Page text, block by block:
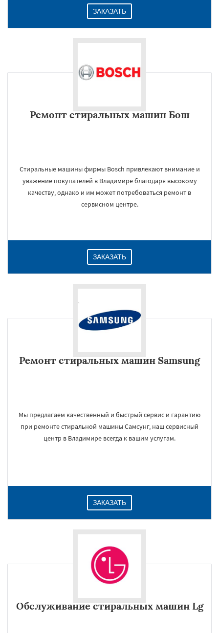
ЗАКАЗАТЬ
Ремонт стиральных машин Бош
Стиральные машины фирмы Bosch привлекают внимание и
уважение покупателей в Владимире благодаря высокому
качеству, однако и им может потребоваться ремонт в
сервисном центре.
ЗАКАЗАТЬ
Ремонт стиральных машин Samsung
Мы предлагаем качественный и быстрый сервис и гарантию
при ремонте стиральной машины Самсунг, наш сервисный
центр в Владимире всегда к вашим услугам.
ЗАКАЗАТЬ
Обслуживание стиральных машин Lg